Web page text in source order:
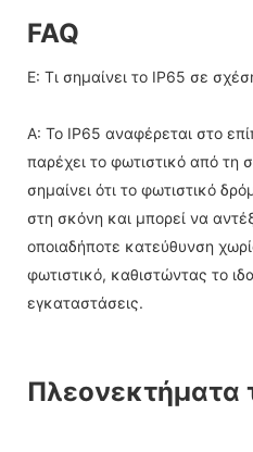
FAQ
Ε: Τι σημαίνει το IP65 σε
A: Το IP65 αναφέρεται στο
παρέχει το φωτιστικό από τη
σημαίνει ότι το φωτιστικό
στη σκόνη και μπορεί να
οποιαδήποτε κατεύθυνση
φωτιστικό, καθιστώντας το
εγκαταστάσεις.
Πλεονεκτήματα